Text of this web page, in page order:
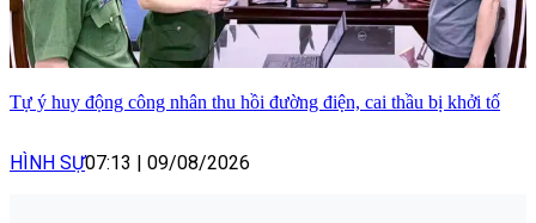
Tự ý huy động công nhân thu hồi đường điện, cai thầu bị khởi tố
HÌNH SỰ07:13 09/08/2026